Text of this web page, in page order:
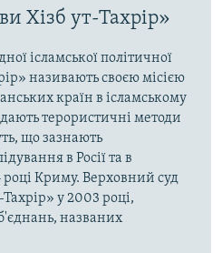
Хізб ут-Тахрір»
ісламської політичної
називають своєю місією
країн в ісламському
терористичні методи
що зазнають
в Росії та в
Криму. Верховний суд
Тахрір» у 2003 році,
названих